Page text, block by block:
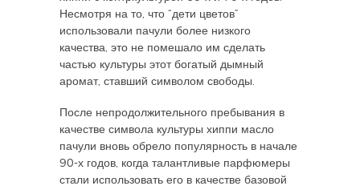
Несмотря на то, что “дети цветов”
использовали пачули более низкого
качества, это не помешало им сделать
частью культуры этот богатый дымный
аромат, ставший символом свободы.
После непродолжительного пребывания в
качестве символа культуры хиппи масло
пачули вновь обрело популярность в начале
90-х годов, когда талантливые парфюмеры
стали использовать его в качестве базовой